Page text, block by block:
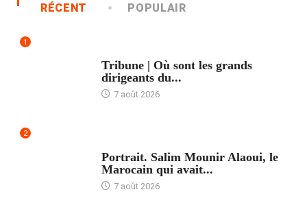
RÉCENT POPULAIR
1
Tribune | Où sont les grands
dirigeants du...
7 août 2026
2
Portrait. Salim Mounir Alaoui, le
Marocain qui avait...
7 août 2026